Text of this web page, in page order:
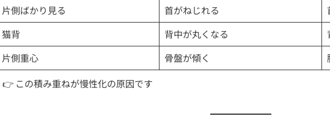
片側ばかり見る
首がねじれる
猫背
背中が丸くなる
片側重心
骨盤が傾く
👉 この積み重ねが慢性化の原因です